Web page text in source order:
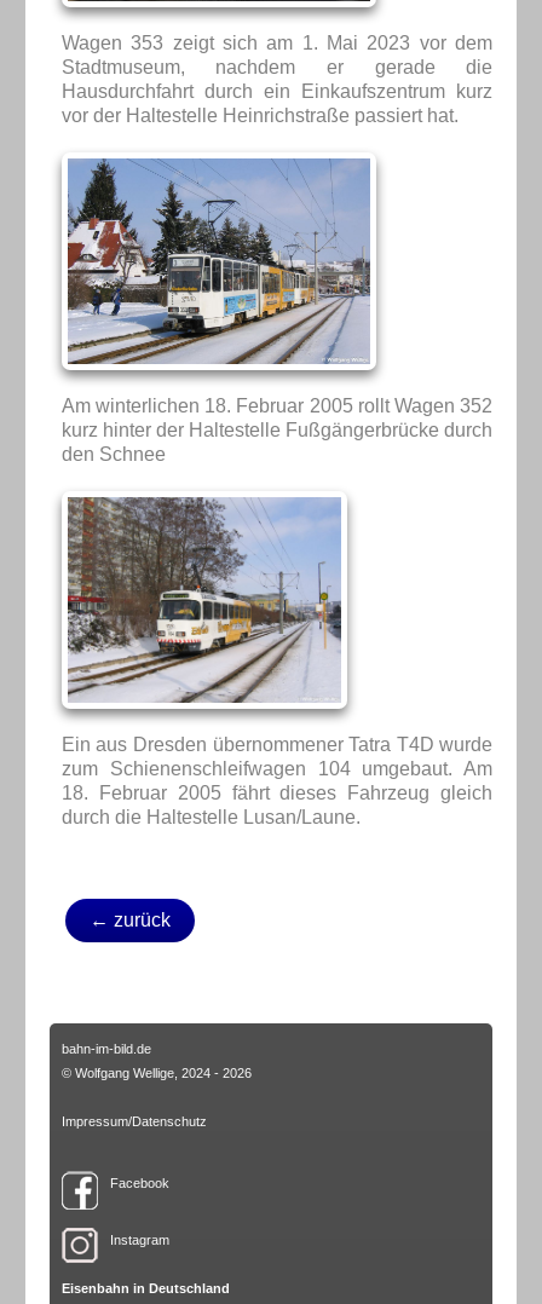
Wagen 353 zeigt sich am 1. Mai 2023 vor dem
Stadtmuseum, nachdem er gerade die
Hausdurchfahrt durch ein Einkaufszentrum kurz
vor der Haltestelle Heinrichstraße passiert hat.
Am winterlichen 18. Februar 2005 rollt Wagen 352
kurz hinter der Haltestelle Fußgängerbrücke durch
den Schnee
Ein aus Dresden übernommener Tatra T4D wurde
zum Schienenschleifwagen 104 umgebaut. Am
18. Februar 2005 fährt dieses Fahrzeug gleich
durch die Haltestelle Lusan/Laune.
← zurück
bahn-im-bild.de
© Wolfgang Wellige, 2024 - 2026
Impressum/Datenschutz
Facebook
Instagram
Eisenbahn in Deutschland